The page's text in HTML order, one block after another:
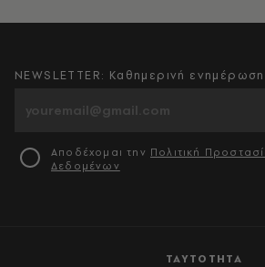
ΤΑΥΤΟΤΗΤΑ
NEWSLETTER: Καθημερινή
Αποδέχομαι την Πολιτική
Δεδομένων